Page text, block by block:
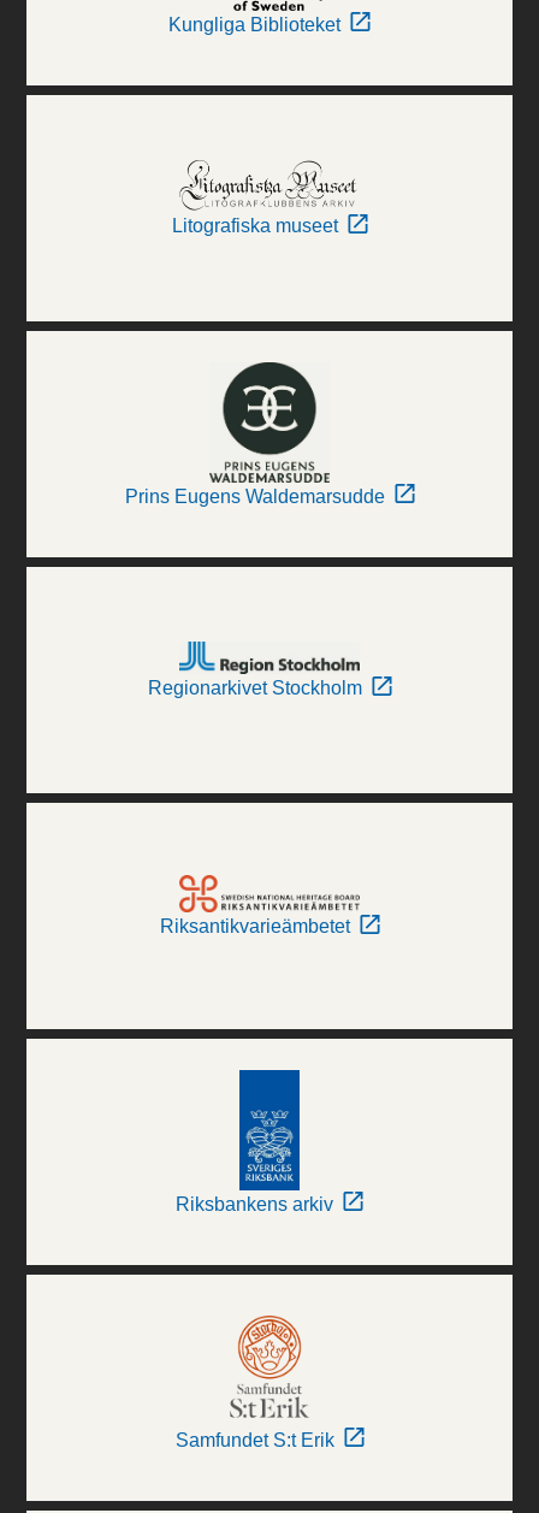
Kungliga Biblioteket
Litografiska museet
Prins Eugens Waldemarsudde
Regionarkivet Stockholm
Riksantikvarieämbetet
Riksbankens arkiv
Samfundet S:t Erik